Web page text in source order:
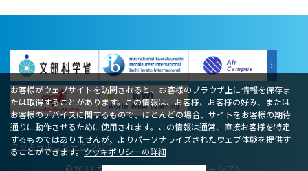
お客様がウェブサイトを訪問されると、お客様のブラウザ上に情報を保存ま
たは取得することがあります。この情報は、お客様、お客様の好み、または
お客様のデバイスに関するもので、ほとんどの場合、サイトをお客様の期待
通りに動作させるために使用されます。この情報は通常、直接お客様を特定
するものではありませんが、よりパーソナライズされたウェブ体験を提供す
ることができます。クッキポリシーの詳細
クッキーポリシーについて
©2023 文部科学省IB教育推進コンソーシアム